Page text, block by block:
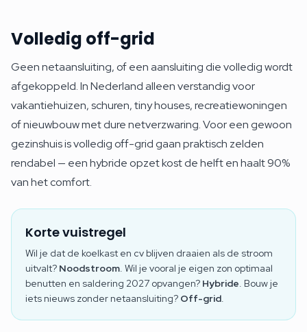
Volledig off-grid
Geen netaansluiting, of een aansluiting die volledig wordt
afgekoppeld. In Nederland alleen verstandig voor
vakantiehuizen, schuren, tiny houses, recreatiewoningen
of nieuwbouw met dure netverzwaring. Voor een gewoon
gezinshuis is volledig off-grid gaan praktisch zelden
rendabel — een hybride opzet kost de helft en haalt 90%
van het comfort.
Korte vuistregel
Wil je dat de koelkast en cv blijven draaien als de stroom
uitvalt? Noodstroom. Wil je vooral je eigen zon optimaal
benutten en saldering 2027 opvangen? Hybride. Bouw je
iets nieuws zonder netaansluiting? Off-grid.